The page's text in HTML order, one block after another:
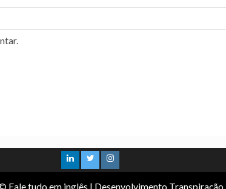
Fale tudo em inglês | Desenvolvimento Transpiração